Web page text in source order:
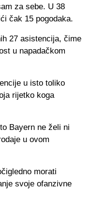
za sebe. U 38
čak 15 pogodaka.
27 asistencija, čime
u napadačkom
u isto toliko
rijetko koga
Bayern ne želi ni
u ovom
morati
svoje ofanzivne